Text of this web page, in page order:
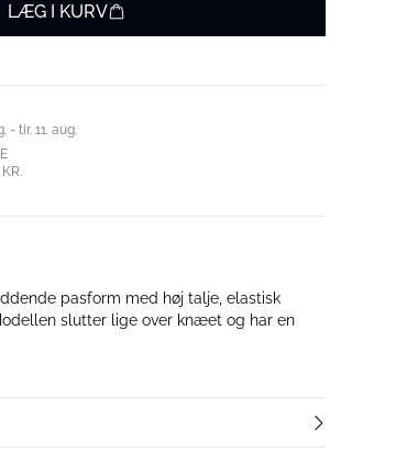
LÆG I KURV
- tir. 11. aug.
pasform med høj talje, elastisk
slutter lige over knæet og har en